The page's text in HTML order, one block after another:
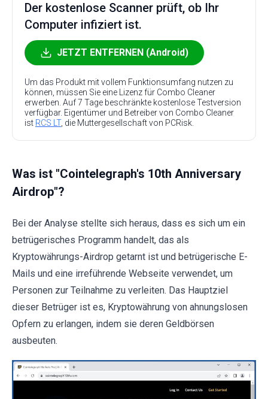
Der kostenlose Scanner prüft, ob Ihr
Computer infiziert ist.
JETZT ENTFERNEN (Android)
Um das Produkt mit vollem Funktionsumfang nutzen zu
können, müssen Sie eine Lizenz für Combo Cleaner
erwerben. Auf 7 Tage beschränkte kostenlose Testversion
verfügbar. Eigentümer und Betreiber von Combo Cleaner
ist RCS LT, die Muttergesellschaft von PCRisk.
Was ist "Cointelegraph's 10th Anniversary
Airdrop"?
Bei der Analyse stellte sich heraus, dass es sich um ein
betrügerisches Programm handelt, das als
Kryptowährungs-Airdrop getarnt ist und betrügerische E-
Mails und eine irreführende Webseite verwendet, um
Personen zur Teilnahme zu verleiten. Das Hauptziel
dieser Betrüger ist es, Kryptowährung von ahnungslosen
Opfern zu erlangen, indem sie deren Geldbörsen
ausbeuten.